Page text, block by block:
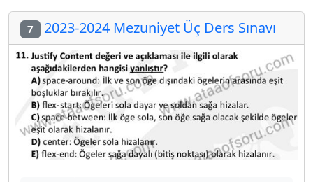
7 2023-2024 Mezuniyet Üç Ders Sınavı